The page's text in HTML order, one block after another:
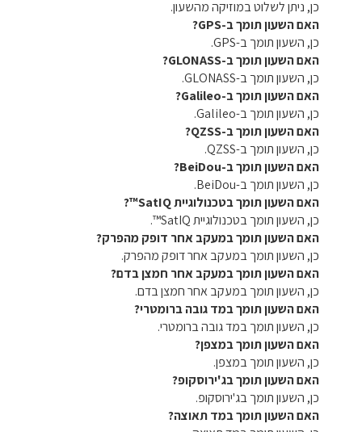
כן, ניתן לשלוט במוזיקה מהשעון.
האם השעון תומך ב-GPS?
כן, השעון תומך ב-GPS.
האם השעון תומך ב-GLONASS?
כן, השעון תומך ב-GLONASS.
האם השעון תומך ב-Galileo?
כן, השעון תומך ב-Galileo.
האם השעון תומך ב-QZSS?
כן, השעון תומך ב-QZSS.
האם השעון תומך ב-BeiDou?
כן, השעון תומך ב-BeiDou.
האם השעון תומך בטכנולוגיית SatIQ™?
כן, השעון תומך בטכנולוגיית SatIQ™.
האם השעון תומך במעקב אחר דופק מהפרק?
כן, השעון תומך במעקב אחר דופק מהפרק.
האם השעון תומך במעקב אחר חמצן בדם?
כן, השעון תומך במעקב אחר חמצן בדם.
האם השעון תומך במד גובה ברומטרי?
כן, השעון תומך במד גובה ברומטרי.
האם השעון תומך במצפן?
כן, השעון תומך במצפן.
האם השעון תומך בג'ירוסקופ?
כן, השעון תומך בג'ירוסקופ.
האם השעון תומך במד תאוצה?